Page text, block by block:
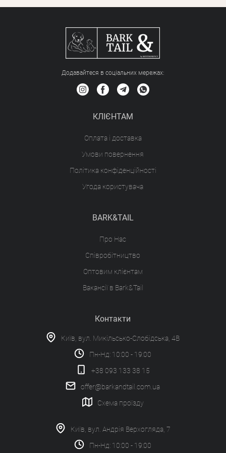
Додавайтеся в соціальних мережах:
КЛІЄНТАМ
Оплата і доставка
Умови повернення
Політика конфіденційності
Угода користувача
BARK&TAIL
Про Нас
Співробітництво
Оптовим клієнтам
Вакансії в Bark&Tail
Контакти
Київ, вул. Микільсько-Слобідська, 4В
Пн-Нд: 10:00 - 19:00
+38 093 133 38 15
offer@barkandtail.com.ua
Схема проїзду
Київ, вул. Андрія Верхогляда, 7
Пн-Нд: 10:00 - 19:00